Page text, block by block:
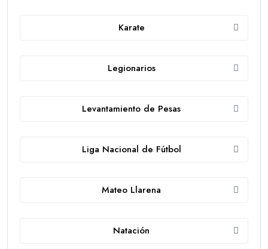
Karate
Legionarios
Levantamiento de Pesas
Liga Nacional de Fútbol
Mateo Llarena
Natación